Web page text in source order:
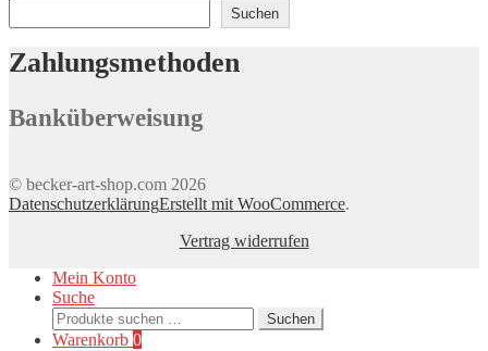
Produktseite
gewählt
werden
Suchen
Zahlungsmethoden
Banküberweisung
© becker-art-shop.com 2026
DatenschutzerklärungErstellt mit WooCommerce.
Vertrag widerrufen
Mein Konto
Suche
Suchen
nach:
Suchen
Warenkorb 0